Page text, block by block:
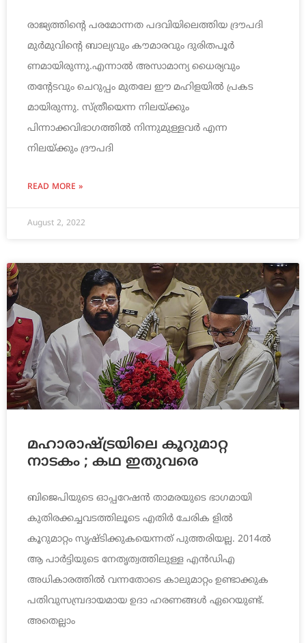
രാജ്യത്തിന്റെ പരമോന്നത പദവിയിലെത്തിയ ദ്രൗപദി
മുര്‍മുവിന്റെ ബാല്യവും കൗമാരവും ദുരിതപൂര്‍
ണമായിരുന്നു.എന്നാല്‍ അസാമാന്യ ധൈര്യവും
തന്റേടവും ചെറുപ്പം മുതലേ ഈ മഹിളയില്‍ പ്രകട
മായിരുന്നു. സ്ത്രീയെന്ന നിലയ്ക്കും
പിന്നാക്കവിഭാഗത്തില്‍ നിന്നുമുള്ളവര്‍ എന്ന
നിലയ്ക്കും ദ്രൗപദി
READ MORE »
August 2, 2022
മഹാരാഷ്ട്രയിലെ കൂറുമാറ്റ
നാടകം ; കഥ ഇതുവരെ
ബിജെപിയുടെ ഓപ്പറേഷന്‍ താമരയുടെ ഭാഗമായി
കുതിരക്കച്ചവടത്തിലൂടെ എതിര്‍ ചേരിക ളില്‍
കൂറുമാറ്റം സൃഷ്ടിക്കുകയെന്നത് പുത്തരിയല്ല. 2014ല്‍
ആ പാര്‍ട്ടിയുടെ നേതൃത്വത്തിലുള്ള എന്‍ഡിഎ
അധികാരത്തില്‍ വന്നതോടെ കാലുമാറ്റം ഉണ്ടാക്കുക
പതിവുസമ്പ്രദായമായ ഉദാ ഹരണങ്ങള്‍ ഏറെയുണ്ട്.
അതെല്ലാം